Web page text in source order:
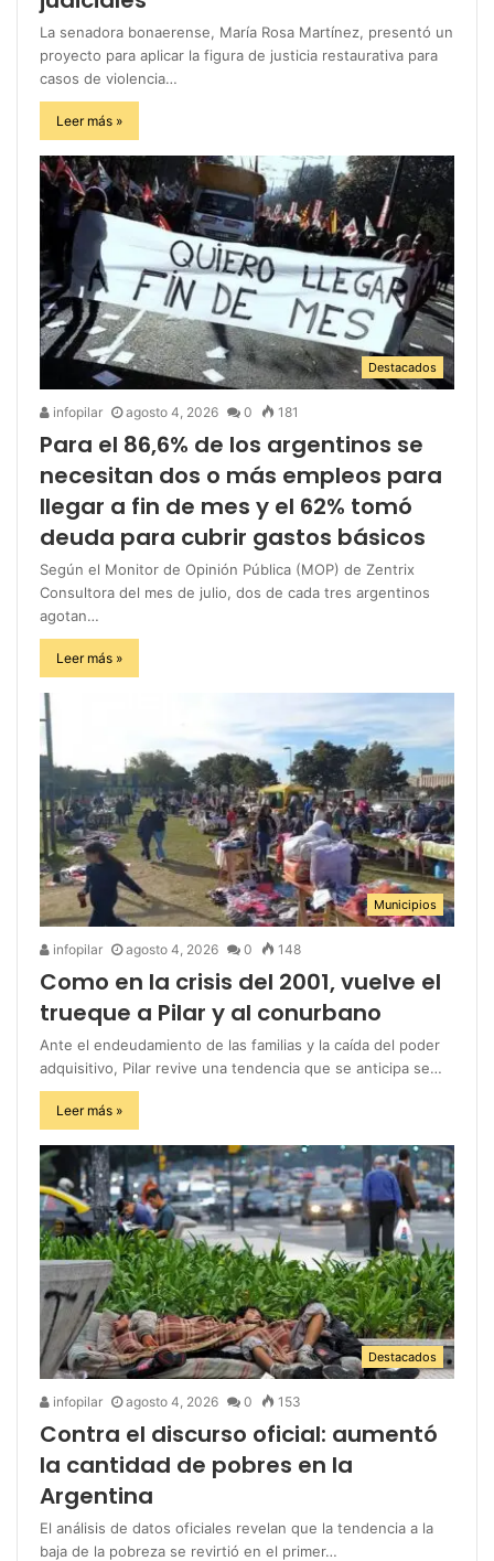
La senadora bonaerense, María Rosa Martínez, presentó un
proyecto para aplicar la figura de justicia restaurativa para
casos de violencia…
Leer más »
Destacados
infopilar agosto 4, 2026 0 181
Para el 86,6% de los argentinos se
necesitan dos o más empleos para
llegar a fin de mes y el 62% tomó
deuda para cubrir gastos básicos
Según el Monitor de Opinión Pública (MOP) de Zentrix
Consultora del mes de julio, dos de cada tres argentinos
agotan…
Leer más »
Municipios
infopilar agosto 4, 2026 0 148
Como en la crisis del 2001, vuelve el
trueque a Pilar y al conurbano
Ante el endeudamiento de las familias y la caída del poder
adquisitivo, Pilar revive una tendencia que se anticipa se…
Leer más »
Destacados
infopilar agosto 4, 2026 0 153
Contra el discurso oficial: aumentó
la cantidad de pobres en la
Argentina
El análisis de datos oficiales revelan que la tendencia a la
baja de la pobreza se revirtió en el primer…